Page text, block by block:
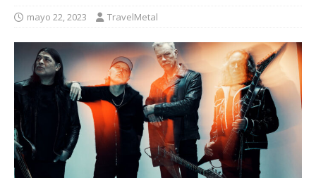
mayo 22, 2023 TravelMetal